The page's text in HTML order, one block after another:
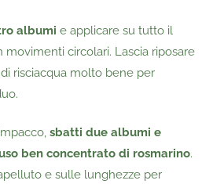
albumi e applicare su tutto il
circolari. Lascia riposare
risciacqua molto bene per
sbatti due albumi e
ben concentrato di rosmarino.
e sulle lunghezze per